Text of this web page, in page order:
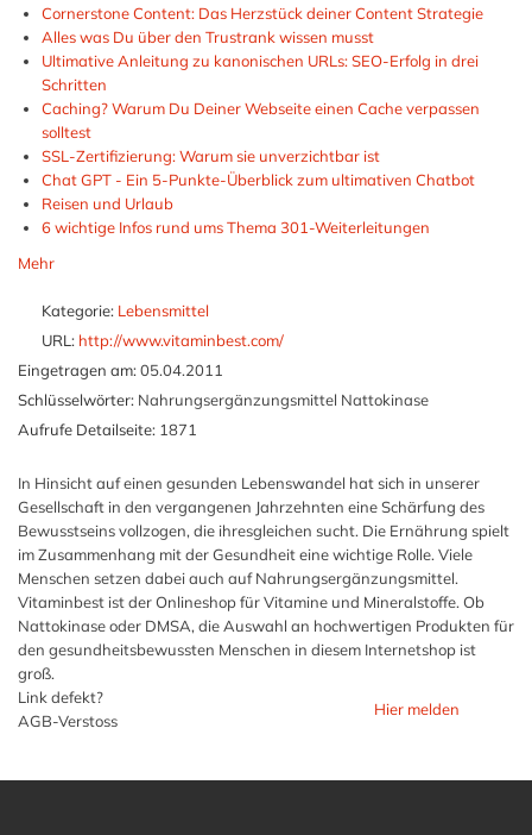
Cornerstone Content: Das Herzstück deiner Content Strategie
Alles was Du über den Trustrank wissen musst
Ultimative Anleitung zu kanonischen URLs: SEO-Erfolg in drei
Schritten
Caching? Warum Du Deiner Webseite einen Cache verpassen
solltest
SSL-Zertifizierung: Warum sie unverzichtbar ist
Chat GPT - Ein 5-Punkte-Überblick zum ultimativen Chatbot
Reisen und Urlaub
6 wichtige Infos rund ums Thema 301-Weiterleitungen
Mehr
Kategorie: Lebensmittel
URL: http://www.vitaminbest.com/
Eingetragen am: 05.04.2011
Schlüsselwörter: Nahrungsergänzungsmittel Nattokinase
Aufrufe Detailseite: 1871
In Hinsicht auf einen gesunden Lebenswandel hat sich in unserer
Gesellschaft in den vergangenen Jahrzehnten eine Schärfung des
Bewusstseins vollzogen, die ihresgleichen sucht. Die Ernährung spielt
im Zusammenhang mit der Gesundheit eine wichtige Rolle. Viele
Menschen setzen dabei auch auf Nahrungsergänzungsmittel.
Vitaminbest ist der Onlineshop für Vitamine und Mineralstoffe. Ob
Nattokinase oder DMSA, die Auswahl an hochwertigen Produkten für
den gesundheitsbewussten Menschen in diesem Internetshop ist
groß.
Link defekt?
AGB-Verstoss
Hier melden